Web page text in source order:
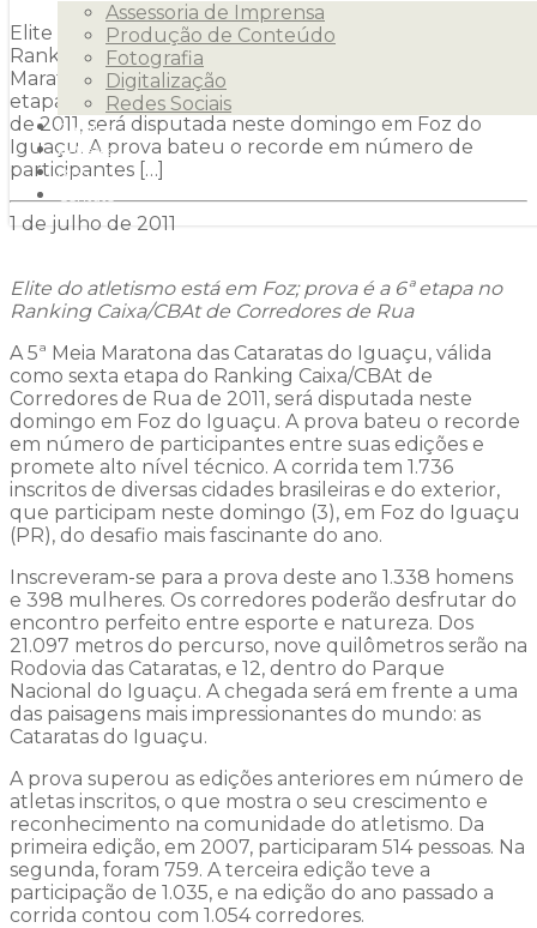
Assessoria de Imprensa
Produção de Conteúdo
Fotografia
Digitalização
Redes Sociais
Clientes
Releases
Blog
Contato
Elite do atletismo está em Foz; prova é a 6ª etapa no
Ranking Caixa/CBAt de Corredores de Rua A 5ª Meia
Maratona das Cataratas do Iguaçu, válida como sexta
etapa do Ranking Caixa/CBAt de Corredores de Rua
de 2011, será disputada neste domingo em Foz do
Iguaçu. A prova bateu o recorde em número de
participantes […]
1 de julho de 2011
Elite do atletismo está em Foz; prova é a 6ª etapa no
Ranking Caixa/CBAt de Corredores de Rua
A 5ª Meia Maratona das Cataratas do Iguaçu, válida
como sexta etapa do Ranking Caixa/CBAt de
Corredores de Rua de 2011, será disputada neste
domingo em Foz do Iguaçu. A prova bateu o recorde
em número de participantes entre suas edições e
promete alto nível técnico. A corrida tem 1.736
inscritos de diversas cidades brasileiras e do exterior,
que participam neste domingo (3), em Foz do Iguaçu
(PR), do desafio mais fascinante do ano.
Inscreveram-se para a prova deste ano 1.338 homens
e 398 mulheres. Os corredores poderão desfrutar do
encontro perfeito entre esporte e natureza. Dos
21.097 metros do percurso, nove quilômetros serão na
Rodovia das Cataratas, e 12, dentro do Parque
Nacional do Iguaçu. A chegada será em frente a uma
das paisagens mais impressionantes do mundo: as
Cataratas do Iguaçu.
A prova superou as edições anteriores em número de
atletas inscritos, o que mostra o seu crescimento e
reconhecimento na comunidade do atletismo. Da
primeira edição, em 2007, participaram 514 pessoas. Na
segunda, foram 759. A terceira edição teve a
participação de 1.035, e na edição do ano passado a
corrida contou com 1.054 corredores.